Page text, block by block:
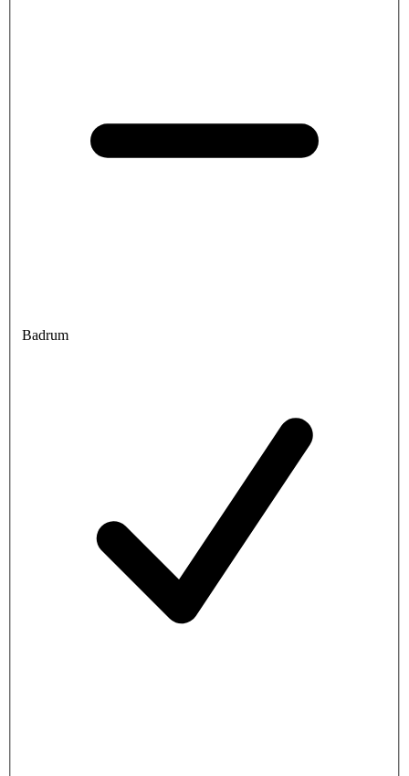
Badrum